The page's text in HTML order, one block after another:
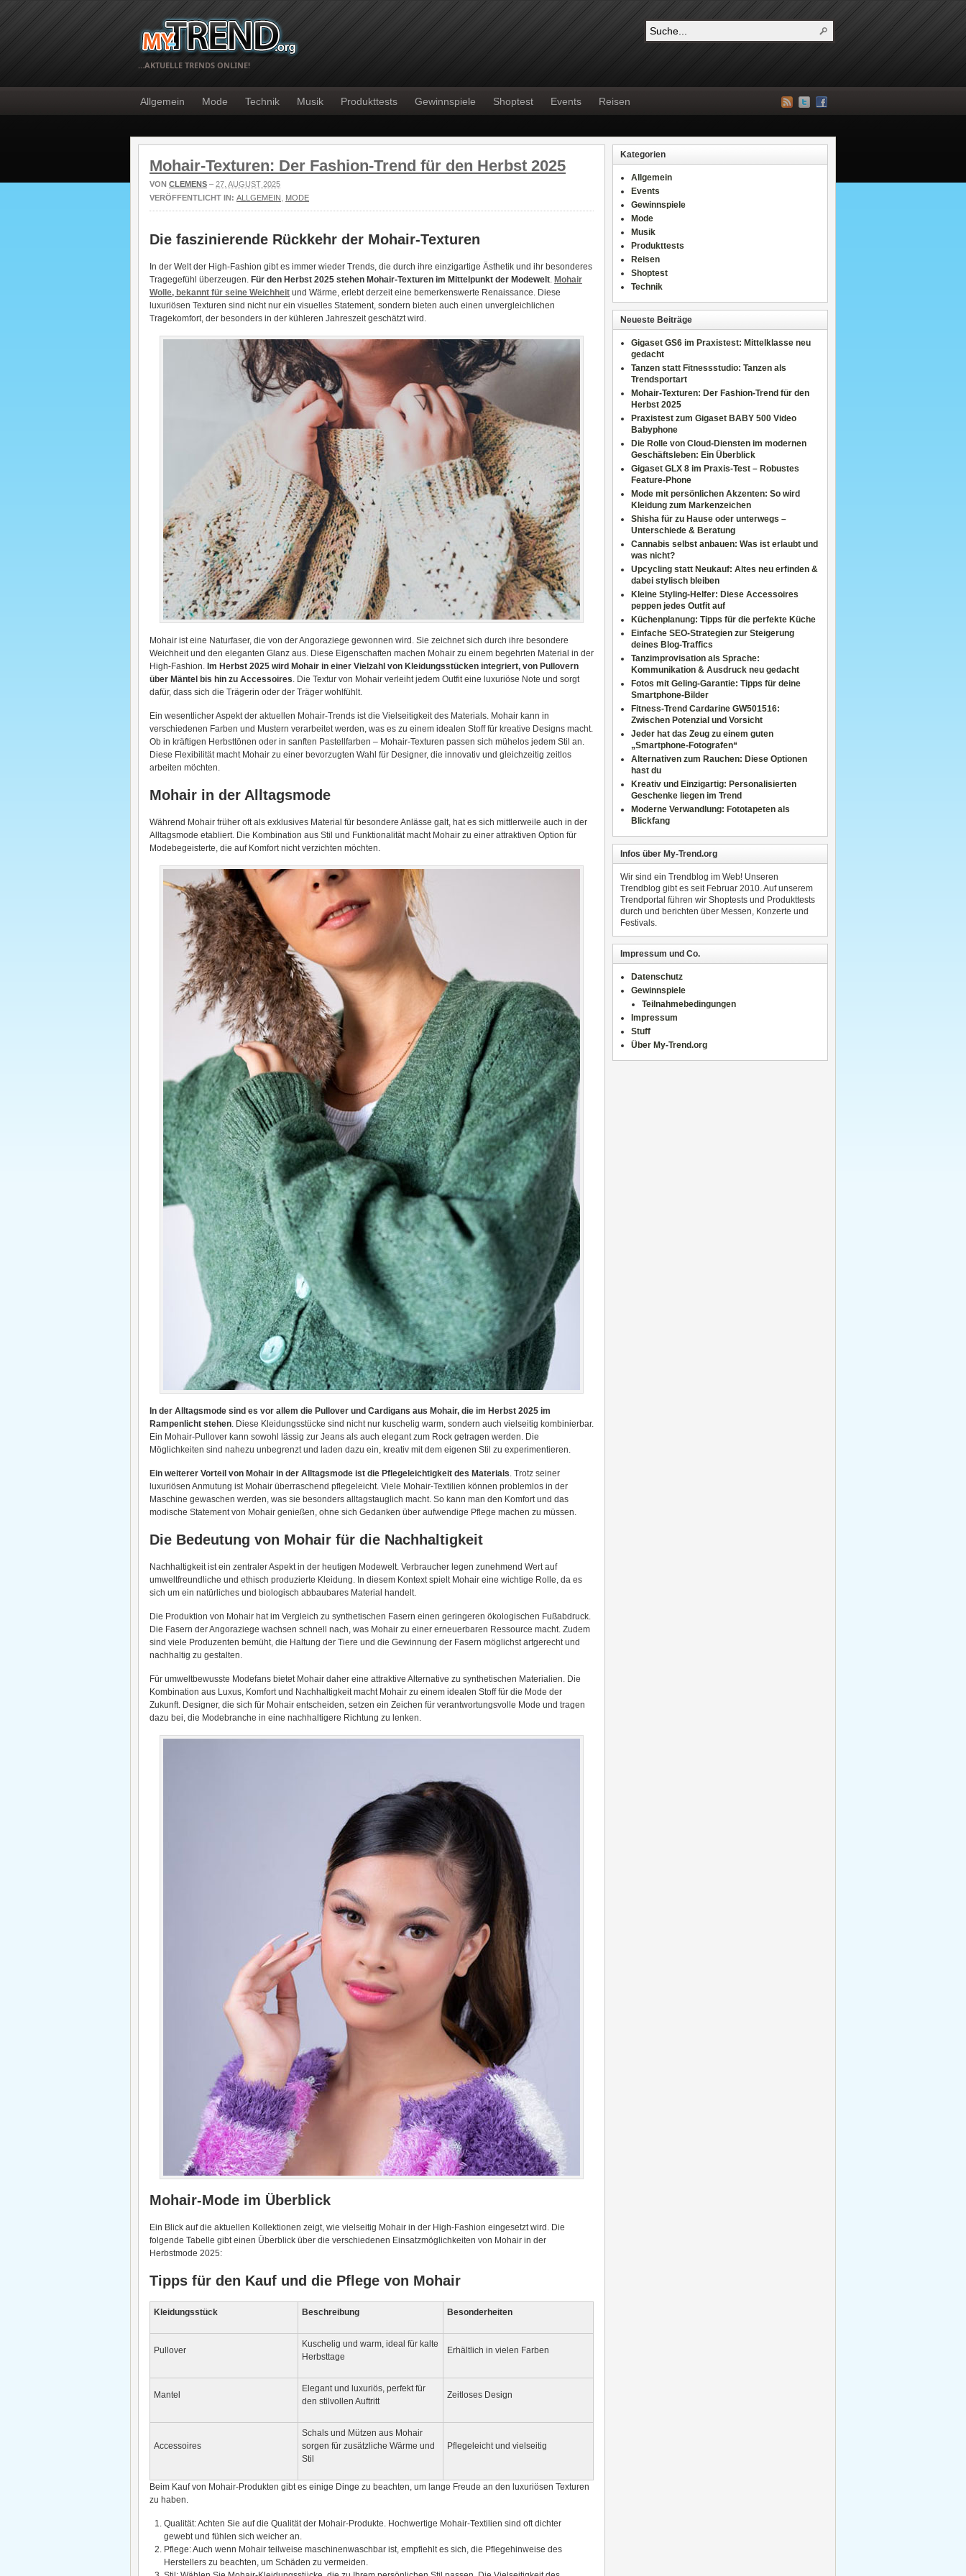
…AKTUELLE TRENDS ONLINE!
Allgemein Mode Technik Musik Produkttests Gewinnspiele Shoptest Events Reisen
Mohair-Texturen: Der Fashion-Trend für den Herbst 2025
VON CLEMENS – 27. AUGUST 2025
VERÖFFENTLICHT IN: ALLGEMEIN MODE
Die faszinierende Rückkehr der Mohair-Texturen
In der Welt der High-Fashion gibt es immer wieder Trends, die durch ihre einzigartige Ästhetik und ihr besonderes
Tragegefühl überzeugen. Für den Herbst 2025 stehen Mohair-Texturen im Mittelpunkt der Modewelt. Mohair
Wolle, bekannt für seine Weichheit und Wärme, erlebt derzeit eine bemerkenswerte Renaissance. Diese
luxuriösen Texturen sind nicht nur ein visuelles Statement, sondern bieten auch einen unvergleichlichen
Tragekomfort, der besonders in der kühleren Jahreszeit geschätzt wird.
Mohair ist eine Naturfaser, die von der Angoraziege gewonnen wird. Sie zeichnet sich durch ihre besondere
Weichheit und den eleganten Glanz aus. Diese Eigenschaften machen Mohair zu einem begehrten Material in der
High-Fashion. Im Herbst 2025 wird Mohair in einer Vielzahl von Kleidungsstücken integriert, von Pullovern
über Mäntel bis hin zu Accessoires. Die Textur von Mohair verleiht jedem Outfit eine luxuriöse Note und sorgt
dafür, dass sich die Trägerin oder der Träger wohlfühlt.
Ein wesentlicher Aspekt der aktuellen Mohair-Trends ist die Vielseitigkeit des Materials. Mohair kann in
verschiedenen Farben und Mustern verarbeitet werden, was es zu einem idealen Stoff für kreative Designs macht.
Ob in kräftigen Herbsttönen oder in sanften Pastellfarben – Mohair-Texturen passen sich mühelos jedem Stil an.
Diese Flexibilität macht Mohair zu einer bevorzugten Wahl für Designer, die innovativ und gleichzeitig zeitlos
arbeiten möchten.
Mohair in der Alltagsmode
Während Mohair früher oft als exklusives Material für besondere Anlässe galt, hat es sich mittlerweile auch in der
Alltagsmode etabliert. Die Kombination aus Stil und Funktionalität macht Mohair zu einer attraktiven Option für
Modebegeisterte, die auf Komfort nicht verzichten möchten.
In der Alltagsmode sind es vor allem die Pullover und Cardigans aus Mohair, die im Herbst 2025 im
Rampenlicht stehen. Diese Kleidungsstücke sind nicht nur kuschelig warm, sondern auch vielseitig kombinierbar.
Ein Mohair-Pullover kann sowohl lässig zur Jeans als auch elegant zum Rock getragen werden. Die
Möglichkeiten sind nahezu unbegrenzt und laden dazu ein, kreativ mit dem eigenen Stil zu experimentieren.
Ein weiterer Vorteil von Mohair in der Alltagsmode ist die Pflegeleichtigkeit des Materials. Trotz seiner
luxuriösen Anmutung ist Mohair überraschend pflegeleicht. Viele Mohair-Textilien können problemlos in der
Maschine gewaschen werden, was sie besonders alltagstauglich macht. So kann man den Komfort und das
modische Statement von Mohair genießen, ohne sich Gedanken über aufwendige Pflege machen zu müssen.
Die Bedeutung von Mohair für die Nachhaltigkeit
Nachhaltigkeit ist ein zentraler Aspekt in der heutigen Modewelt. Verbraucher legen zunehmend Wert auf
umweltfreundliche und ethisch produzierte Kleidung. In diesem Kontext spielt Mohair eine wichtige Rolle, da es
sich um ein natürliches und biologisch abbaubares Material handelt.
Die Produktion von Mohair hat im Vergleich zu synthetischen Fasern einen geringeren ökologischen Fußabdruck.
Die Fasern der Angoraziege wachsen schnell nach, was Mohair zu einer erneuerbaren Ressource macht. Zudem
sind viele Produzenten bemüht, die Haltung der Tiere und die Gewinnung der Fasern möglichst artgerecht und
nachhaltig zu gestalten.
Für umweltbewusste Modefans bietet Mohair daher eine attraktive Alternative zu synthetischen Materialien. Die
Kombination aus Luxus, Komfort und Nachhaltigkeit macht Mohair zu einem idealen Stoff für die Mode der
Zukunft. Designer, die sich für Mohair entscheiden, setzen ein Zeichen für verantwortungsvolle Mode und tragen
dazu bei, die Modebranche in eine nachhaltigere Richtung zu lenken.
Mohair-Mode im Überblick
Ein Blick auf die aktuellen Kollektionen zeigt, wie vielseitig Mohair in der High-Fashion eingesetzt wird. Die
folgende Tabelle gibt einen Überblick über die verschiedenen Einsatzmöglichkeiten von Mohair in der
Herbstmode 2025:
Tipps für den Kauf und die Pflege von Mohair
Kleidungsstück Beschreibung Besonderheiten
Pullover
Kuschelig und warm, ideal für kalte
Herbsttage
Erhältlich in vielen Farben
Mantel
Elegant und luxuriös, perfekt für
den stilvollen Auftritt
Zeitloses Design
Accessoires
Schals und Mützen aus Mohair
sorgen für zusätzliche Wärme und
Stil
Pflegeleicht und vielseitig
Beim Kauf von Mohair-Produkten gibt es einige Dinge zu beachten, um lange Freude an den luxuriösen Texturen
zu haben.
Qualität: Achten Sie auf die Qualität der Mohair-Produkte. Hochwertige Mohair-Textilien sind oft dichter
gewebt und fühlen sich weicher an.
Pflege: Auch wenn Mohair teilweise maschinenwaschbar ist, empfiehlt es sich, die Pflegehinweise des
Herstellers zu beachten, um Schäden zu vermeiden.
Kategorien
Allgemein
Events
Gewinnspiele
Mode
Musik
Produkttests
Reisen
Shoptest
Technik
Neueste Beiträge
Gigaset GS6 im Praxistest: Mittelklasse neu
gedacht
Tanzen statt Fitnessstudio: Tanzen als
Trendsportart
Mohair-Texturen: Der Fashion-Trend für den
Herbst 2025
Praxistest zum Gigaset BABY 500 Video
Babyphone
Die Rolle von Cloud-Diensten im modernen
Geschäftsleben: Ein Überblick
Gigaset GLX 8 im Praxis-Test – Robustes
Feature-Phone
Mode mit persönlichen Akzenten: So wird
Kleidung zum Markenzeichen
Shisha für zu Hause oder unterwegs –
Unterschiede & Beratung
Cannabis selbst anbauen: Was ist erlaubt und
was nicht?
Upcycling statt Neukauf: Altes neu erfinden &
dabei stylisch bleiben
Kleine Styling-Helfer: Diese Accessoires
peppen jedes Outfit auf
Küchenplanung: Tipps für die perfekte Küche
Einfache SEO-Strategien zur Steigerung
deines Blog-Traffics
Tanzimprovisation als Sprache:
Kommunikation & Ausdruck neu gedacht
Fotos mit Geling-Garantie: Tipps für deine
Smartphone-Bilder
Fitness-Trend Cardarine GW501516:
Zwischen Potenzial und Vorsicht
Jeder hat das Zeug zu einem guten
„Smartphone-Fotografen“
Alternativen zum Rauchen: Diese Optionen
hast du
Kreativ und Einzigartig: Personalisierten
Geschenke liegen im Trend
Moderne Verwandlung: Fototapeten als
Blickfang
Infos über My-Trend.org
Wir sind ein Trendblog im Web! Unseren
Trendblog gibt es seit Februar 2010. Auf unserem
Trendportal führen wir Shoptests und Produkttests
durch und berichten über Messen, Konzerte und
Festivals.
Impressum und Co.
Datenschutz
Gewinnspiele
Teilnahmebedingungen
Impressum
Stuff
Über My-Trend.org